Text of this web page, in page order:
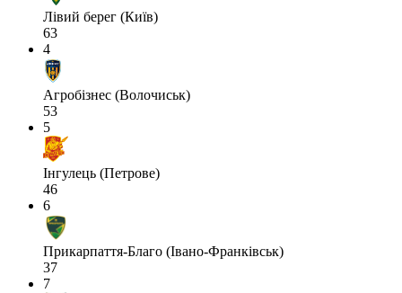
Лівий берег (Київ)
63
4
Агробізнес (Волочиськ)
53
5
Інгулець (Петрове)
46
6
Прикарпаття-Благо (Івано-Франківськ)
37
7